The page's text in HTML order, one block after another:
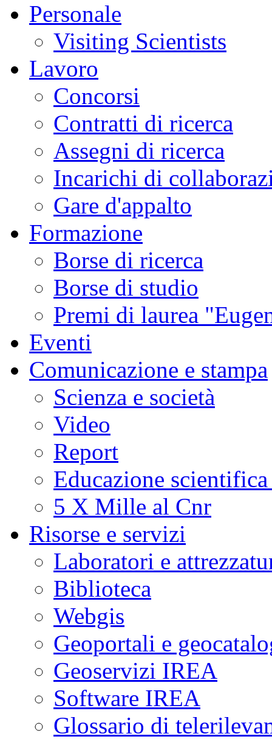
Personale
Visiting Scientists
Lavoro
Concorsi
Contratti di ricerca
Assegni di ricerca
Incarichi di
Gare d'appalto
Formazione
Borse di ricerca
Borse di studio
Premi di laurea
Eventi
Comunicazione e stampa
Scienza e società
Video
Report
Educazione
5 X Mille al Cnr
Risorse e servizi
Laboratori e
Biblioteca
Webgis
Geoportali e
Geoservizi IREA
Software IREA
Glossario di